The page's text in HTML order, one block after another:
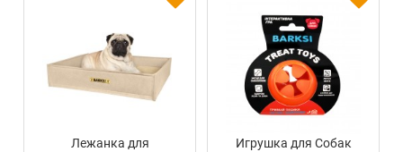
Лежанка для
Игрушка для Собак